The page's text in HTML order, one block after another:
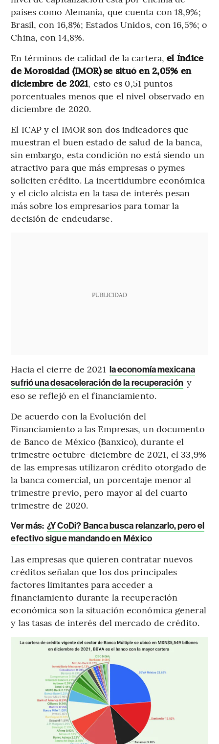
países como Alemania, que cuenta con 18,9%;
Brasil, con 16,8%; Estados Unidos, con 16,5%; o
China, con 14,8%.
En términos de calidad de la cartera,el Índice
de Morosidad (IMOR) se situó en 2,05% en
diciembre de 2021, esto es 0,51 puntos
porcentuales menos que el nivel observado en
diciembre de 2020.
El ICAP y el IMOR son dos indicadores que
muestran el buen estado de salud de la banca,
sin embargo, esta condición no está siendo un
atractivo para que más empresas o pymes
soliciten crédito. La incertidumbre económica
y el ciclo alcista en la tasa de interés pesan
más sobre los empresarios para tomar la
decisión de endeudarse.
PUBLICIDAD
Hacia el cierre de 2021 la economía mexicana
sufrió una desaceleración de la recuperación y
eso se reflejó en el financiamiento.
De acuerdo con la Evolución del
Financiamiento a las Empresas, un documento
de Banco de México (Banxico), durante el
trimestre octubre-diciembre de 2021, el 33,9%
de las empresas utilizaron crédito otorgado de
la banca comercial, un porcentaje menor al
trimestre previo, pero mayor al del cuarto
trimestre de 2020.
Ver más: ¿Y CoDi? Banca busca relanzarlo, pero el
efectivo sigue mandando en México
Las empresas que quieren contratar nuevos
créditos señalan que los dos principales
factores limitantes para acceder a
financiamiento durante la recuperación
económica son la situación económica general
y las tasas de interés del mercado de crédito.